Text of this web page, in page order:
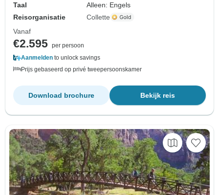
Taal
Alleen: Engels
Reisorganisatie
Collette
Vanaf
€2.595 per persoon
Aanmelden to unlock savings
Prijs gebaseerd op privé tweepersoonskamer
Bekijk reis
Download brochure